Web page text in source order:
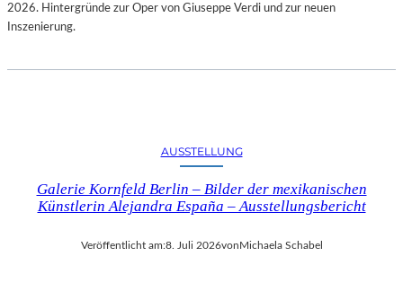
2026. Hintergründe zur Oper von Giuseppe Verdi und zur neuen
Inszenierung.
AUSSTELLUNG
Galerie Kornfeld Berlin – Bilder der mexikanischen
Künstlerin Alejandra España – Ausstellungsbericht
Veröffentlicht am:8. Juli 2026vonMichaela Schabel